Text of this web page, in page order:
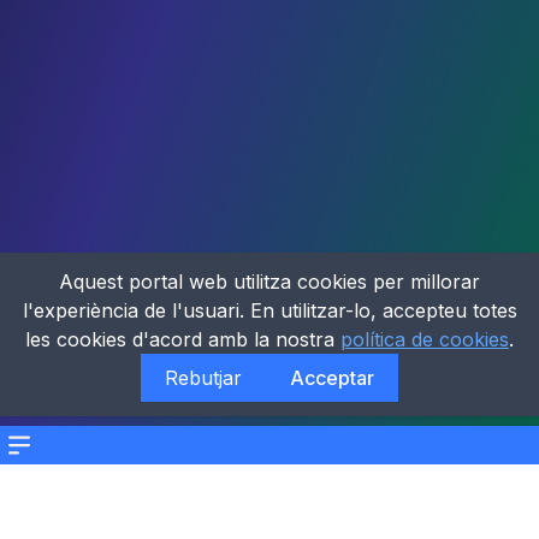
Menu
Aquest portal web utilitza cookies per millorar
l'experiència de l'usuari. En utilitzar-lo, accepteu totes
les cookies d'acord amb la nostra política de cookies.
Rebutjar
Acceptar